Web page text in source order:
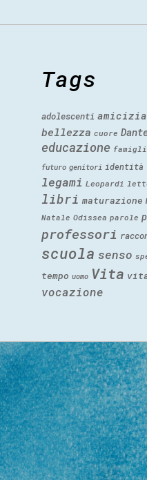
Tags
adolescenti amicizia
bellezza cuore
educazione
futuro genitori identità
legami Leopardi
libri maturazione
Natale Odissea parole
professori
scuola senso
tempo uomo Vita
vocazione